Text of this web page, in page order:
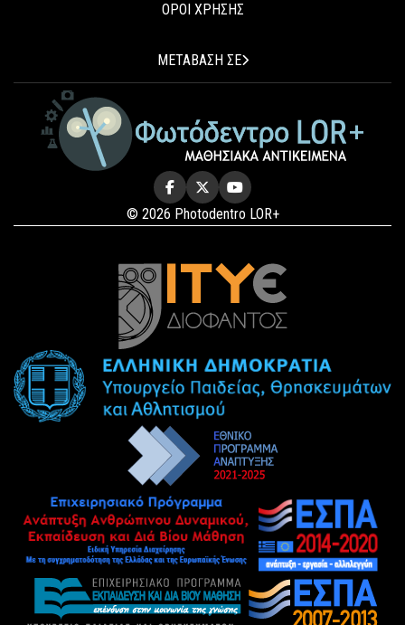
ΟΡΟΙ ΧΡΗΣΗΣ
ΜΕΤΑΒΑΣΗ ΣΕ
© 2026 Photodentro LOR+